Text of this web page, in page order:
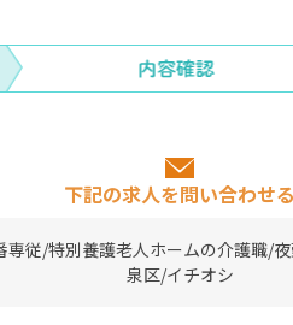
下記の求人を問い合わせる
従/特別養護老人ホームの介護職/
泉区/イチオシ